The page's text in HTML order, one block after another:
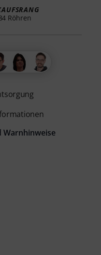
Röhren
Warnhinweise